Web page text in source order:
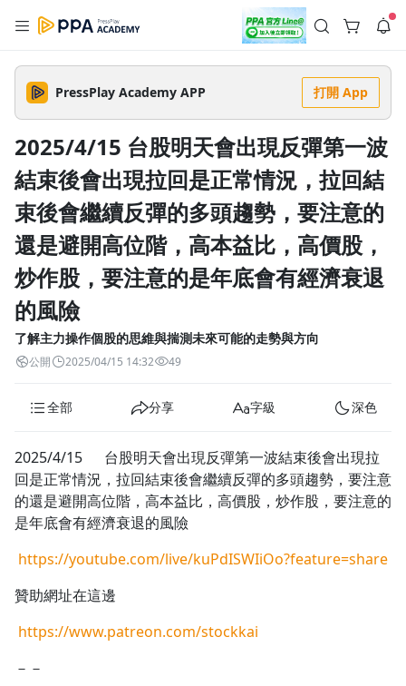
註冊領取 上千元優惠券！
公告
🌞 PPA 避暑津貼．冷氣房升級｜期間快閃活動
2% 點數回饋！🚀 酷暑來襲．偷偷在冷氣房升級 📈⭐️ 【冷氣房
進修 限時開跑】◾單筆滿 NT$2,500 現折 NT$300◾活動期間：
即日起 - 8/13（只有一週）-📣 酷暑季好康 \ 再加碼 /→ 點數回饋
無上限🔥購買任一課程 or 訂閱✅ 消費即享回饋 1% 點數✅ 滿
$5,000 回饋 2% 點數🎁 此為 PPA 官方帳號 Line@ 專屬活動，加
入好友👉 享有「渠道專屬活動」及「個人化推播」！
2 天前
查看全部
PressPlay Academy APP 打開 App
2025/4/15 台股明天會出現反彈第一波
結束後會出現拉回是正常情況，拉回結
束後會繼續反彈的多頭趨勢，要注意的
還是避開高位階，高本益比，高價股，
炒作股，要注意的是年底會有經濟衰退
的風險
了解主力操作個股的思維與揣測未來可能的走勢與方向
公開 2025/04/15 14:32 49
全部 分享 字級 深色
2025/4/15 台股明天會出現反彈第一波結束後會出現拉
回是正常情況，拉回結束後會繼續反彈的多頭趨勢，要注意
的還是避開高位階，高本益比，高價股，炒作股，要注意的
是年底會有經濟衰退的風險
https://youtube.com/live/kuPdISWIiOo?feature=share
贊助網址在這邊
https://www.patreon.com/stockkai
－－
--:-- --:--
1.0x
播放速度
2.0x
1.5x
0.75x
追蹤列表 播放清單
去逛逛
返回播放器
清除全部